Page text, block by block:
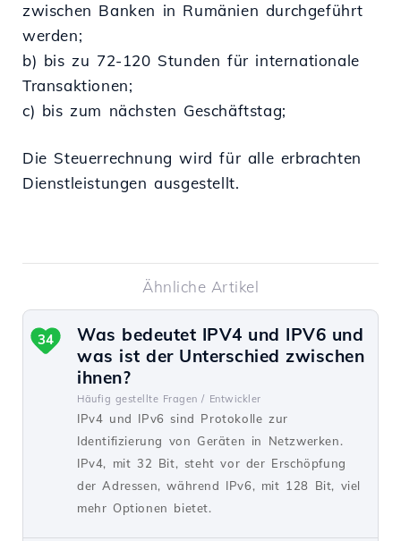
zwischen Banken in Rumänien durchgeführt
werden;
b) bis zu 72-120 Stunden für internationale
Transaktionen;
c) bis zum nächsten Geschäftstag;
Die Steuerrechnung wird für alle erbrachten
Dienstleistungen ausgestellt.
Ähnliche Artikel
Was bedeutet IPV4 und IPV6 und
was ist der Unterschied zwischen
ihnen?
Häufig gestellte Fragen / Entwickler
IPv4 und IPv6 sind Protokolle zur
Identifizierung von Geräten in Netzwerken.
IPv4, mit 32 Bit, steht vor der Erschöpfung
der Adressen, während IPv6, mit 128 Bit, viel
mehr Optionen bietet.
34